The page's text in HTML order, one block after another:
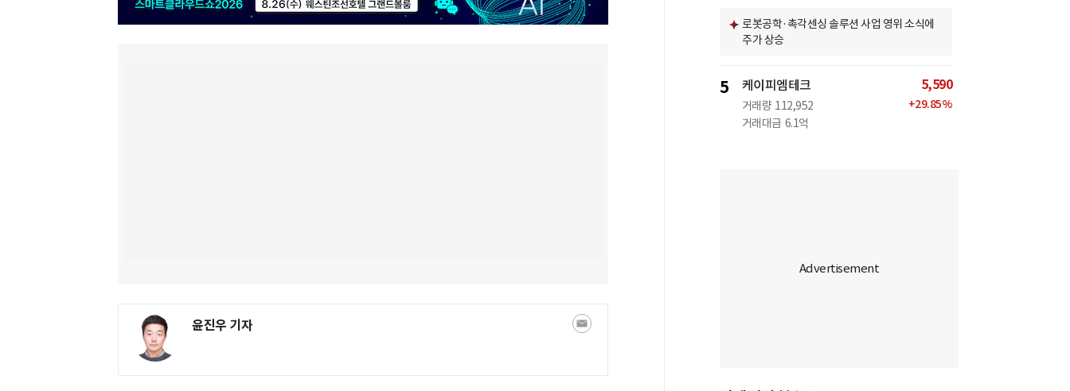
윤진우 기자
로봇공학·촉각센싱 솔루션 사업 영위 소식에
주가 상승
5 케이피엠테크
거래량 112,952
거래대금 6.1억
5,590
+29.85%